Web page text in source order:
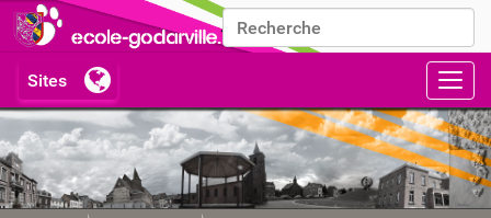
Chercher par
Recherche avancée…